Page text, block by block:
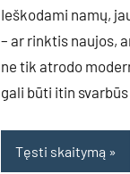
Ieškodami namų,
– ar rinktis naujos,
ne tik atrodo
gali būti itin
Tęsti skaitymą